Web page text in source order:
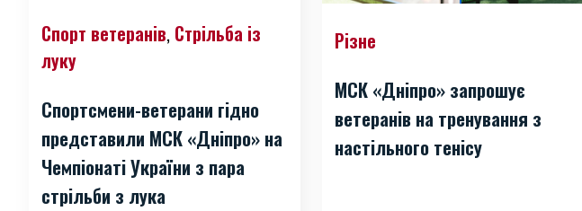
Спорт ветеранів, Стрільба із
луку
Спортсмени-ветерани гідно
представили МСК «Дніпро» на
Чемпіонаті України з пара
стрільби з лука
Різне
МСК «Дніпро» запрошує
ветеранів на тренування з
настільного тенісу